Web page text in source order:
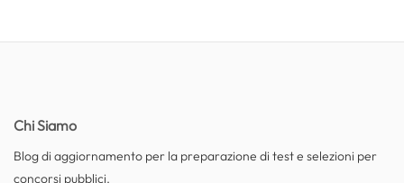
Chi Siamo
Blog di aggiornamento per la preparazione di test e selezioni per
concorsi pubblici.